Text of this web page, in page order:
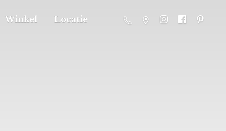
Winkel Locatie